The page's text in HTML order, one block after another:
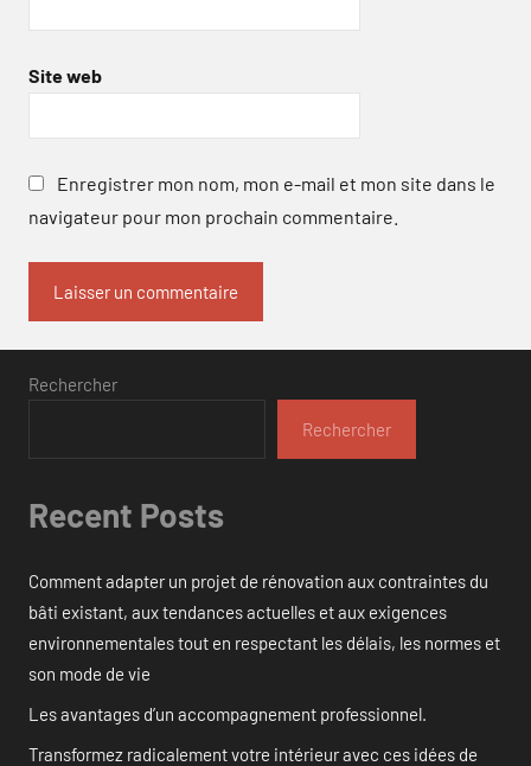
Site web
Enregistrer mon nom, mon e-mail et mon site dans le
navigateur pour mon prochain commentaire.
Rechercher
Rechercher
Recent Posts
Comment adapter un projet de rénovation aux contraintes du
bâti existant, aux tendances actuelles et aux exigences
environnementales tout en respectant les délais, les normes et
son mode de vie
Les avantages d’un accompagnement professionnel.
Transformez radicalement votre intérieur avec ces idées de